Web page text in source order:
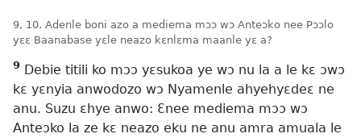
9, 10. Adenle boni azo a mediema mɔɔ wɔ Anteɔko nee Pɔɔlo
yɛɛ Baanabase yɛle neazo kɛnlɛma maanle yɛ a?
9 Debie titili ko mɔɔ yɛsukoa ye wɔ nu la a le kɛ ɔwɔ
kɛ yɛnyia anwodozo wɔ Nyamenle ahyehyɛdeɛ ne
anu. Suzu ɛhye anwo: Ɛnee mediema mɔɔ wɔ
Anteɔko la ze kɛ neazo eku ne anu amra amuala le